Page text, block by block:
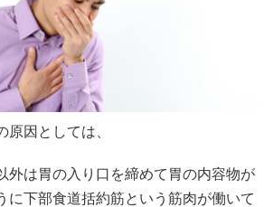
因としては、
外は胃の入り口を締めて胃の内容物が
に下部食道括約筋という筋肉が働いて